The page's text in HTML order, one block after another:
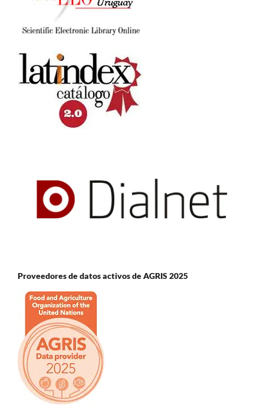
Proveedores de datos activos de AGRIS 2025